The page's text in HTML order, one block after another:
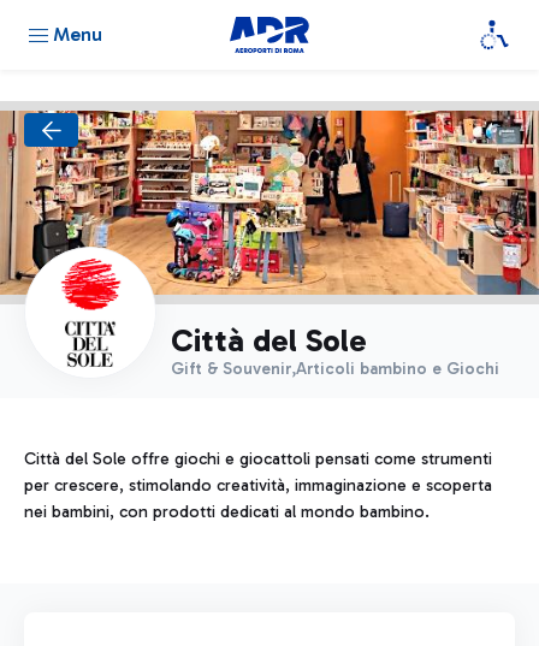
Menu
Città del Sole
Gift & Souvenir,Articoli bambino e Giochi
Città del Sole offre giochi e giocattoli pensati come strumenti
per crescere, stimolando creatività, immaginazione e scoperta
nei bambini, con prodotti dedicati al mondo bambino.